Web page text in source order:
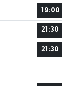
19:00
21:30
21:30